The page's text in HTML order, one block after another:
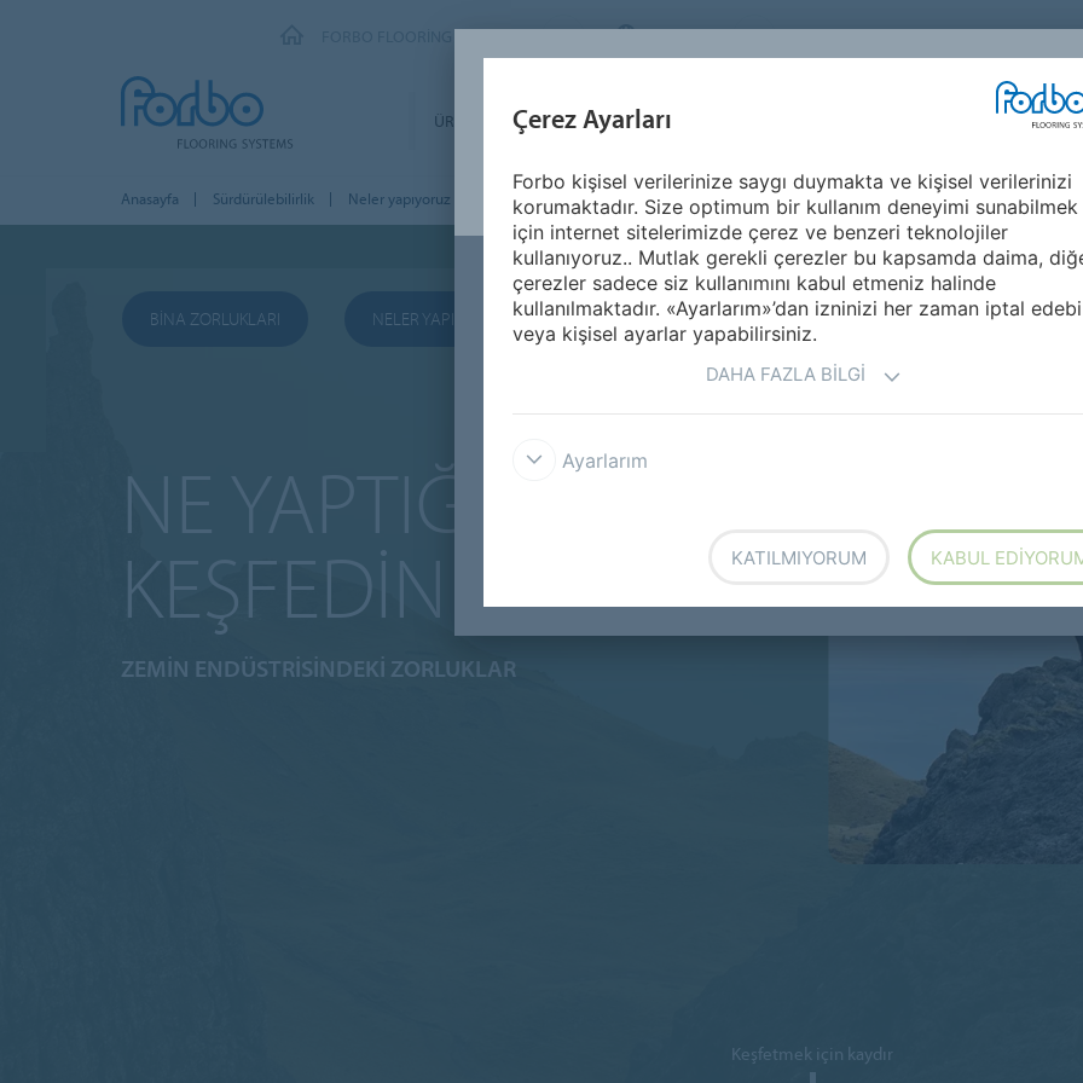
FORBO FLOORING SYSTEMS TURKEY
ÜRÜNLER SEGMENTLER
İLHAM KAYNAĞI &
Anasayfa Sürdürülebilirlik Neler yapıyoruz
BINA ZORLUKLARI NELER YAPIYORUZ RAPORLAR
NE YAPTIĞIMIZI
KEŞFEDIN
ZEMIN ENDÜSTRISINDEKI ZORLUKLAR
Keşfetmek için kaydır
Çerez Ayarları
Forbo kişisel verilerinize saygı duymakta ve kişisel verilerinizi
korumaktadır. Size optimum bir kullanım deneyimi sunabilmek
için internet sitelerimizde çerez ve benzeri teknolojiler
kullanıyoruz.. Mutlak gerekli çerezler bu kapsamda daima,
çerezler sadece siz kullanımını kabul etmeniz halinde
kullanılmaktadır. «Ayarlarım»’dan izninizi her zaman iptal
veya kişisel ayarlar yapabilirsiniz.
DAHA FAZLA BILGI
Ayarlarım
KATILMIYORUM KABUL